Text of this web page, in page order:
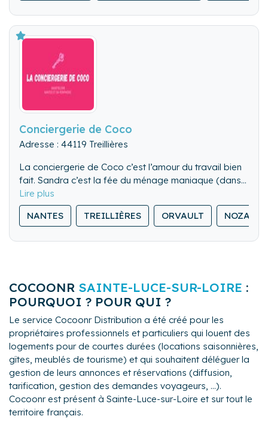
Conciergerie de Coco
Adresse : 44119 Treillières
La conciergerie de Coco c’est l’amour du travail bien
fait. Sandra c’est la fée du ménage maniaque (dans
le bon sens du terme) qui bichonne chaque logement
comme si c’était le sien.
Ménage minutieux, linge impeccable, sens du détail et
NANTES TREILLIÈRES ORVAULT NOZAY
COCOONR SAINTE-LUCE-SUR-LOIRE :
POURQUOI ? POUR QUI ?
Le service Cocoonr Distribution a été créé pour les
propriétaires professionnels et particuliers qui louent des
logements pour de courtes durées (locations saisonnières,
gîtes, meublés de tourisme) et qui souhaitent déléguer la
gestion de leurs annonces et réservations (diffusion,
tarification, gestion des demandes voyageurs, ...).
Cocoonr est présent à Sainte-Luce-sur-Loire et sur tout le
territoire français.